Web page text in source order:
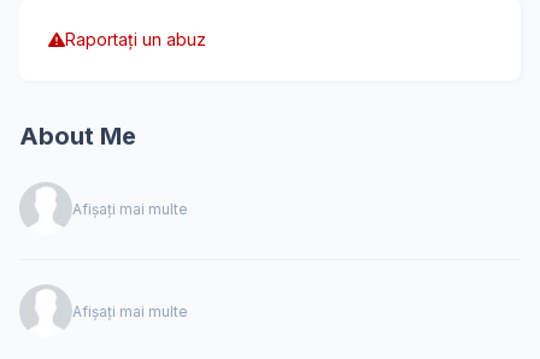
Raportați un abuz
About Me
Afișați mai multe
Afișați mai multe